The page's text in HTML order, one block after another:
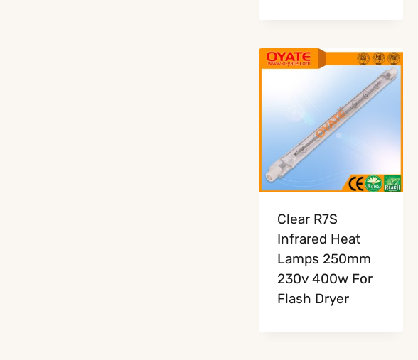
Clear R7S
Infrared Heat
Lamps 250mm
230v 400w For
Flash Dryer